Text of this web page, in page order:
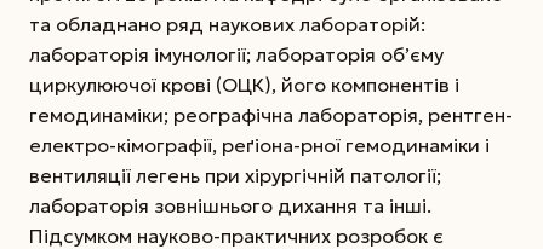
та обладнано ряд наукових лабораторій:
лабораторія імунології; лабораторія об’єму
циркулюючої крові (ОЦК), його компонентів і
гемодинаміки; реографічна лабораторія, рентген-
електро-кімографії, реґіона-рної гемодинаміки і
вентиляції легень при хірургічній патології;
лабораторія зовнішнього дихання та інші.
Підсумком науково-практичних розробок є